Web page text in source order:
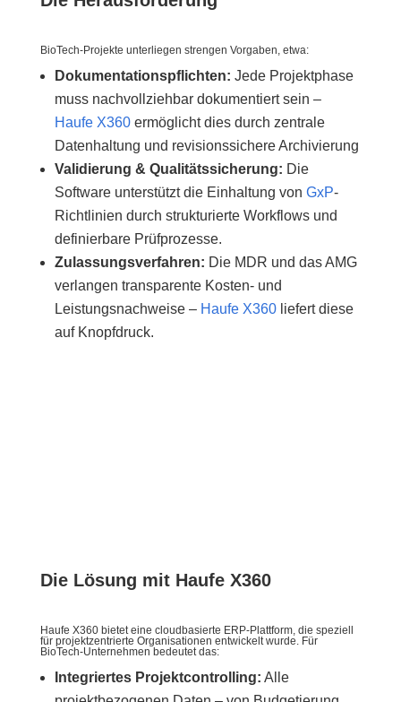
BioTech-Projekte unterliegen strengen Vorgaben, etwa:
Dokumentationspflichten: Jede Projektphase
muss nachvollziehbar dokumentiert sein –
Haufe X360ermöglicht dies durch zentrale
Datenhaltung und revisionssichere Archivierung
Validierung & Qualitätssicherung: Die
Software unterstützt die Einhaltung von GxP-
Richtlinien durch strukturierte Workflows und
definierbare Prüfprozesse.
Zulassungsverfahren: Die MDR und das AMG
verlangen transparente Kosten- und
Leistungsnachweise – Haufe X360liefert diese
auf Knopfdruck.
Die Lösung mit Haufe X360
Haufe X360 bietet eine cloudbasierte ERP-Plattform, die speziell
für projektzentrierte Organisationen entwickelt wurde. Für
BioTech-Unternehmen bedeutet das:
Integriertes Projektcontrolling: Alle